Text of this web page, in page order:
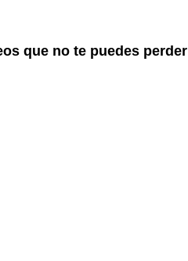
que no te puedes perder